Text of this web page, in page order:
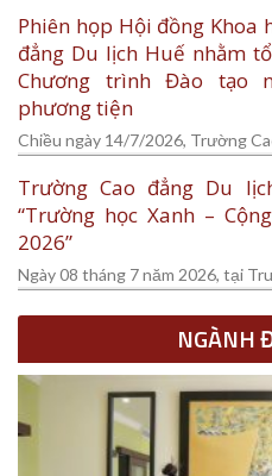
Phiên họp Hội đồng Khoa
đẳng Du lịch Huế nhằm
Chương trình Đào tạo
phương tiện
Chiều ngày 14/7/2026, Trường
Trường Cao đẳng Du
“Trường học Xanh –
2026”
Ngày 08 tháng 7 năm 2026, tại
NGÀNH